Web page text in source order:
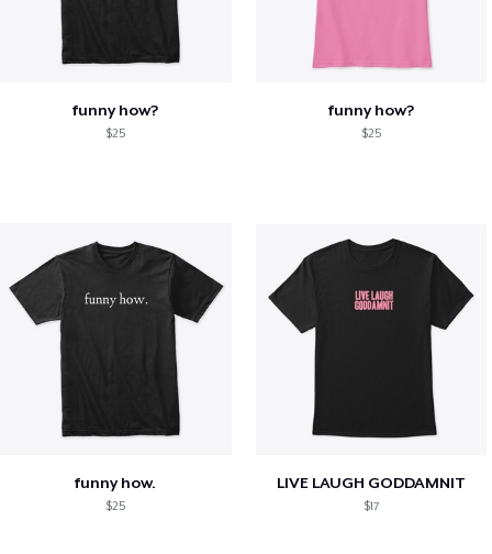
funny how?
$25
funny how?
$25
funny how.
$25
LIVE LAUGH GODDAMNIT
$17